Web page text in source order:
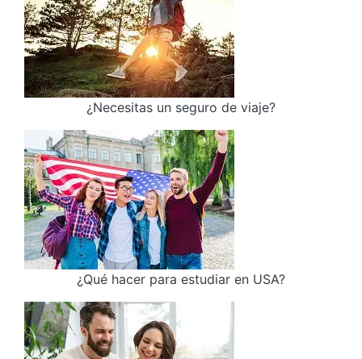
¿Necesitas un seguro de viaje?
¿Qué hacer para estudiar en USA?